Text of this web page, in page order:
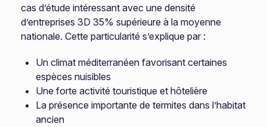
cas d’étude intéressant avec une densité
d’entreprises 3D 35% supérieure à la moyenne
nationale. Cette particularité s’explique par :
Un climat méditerranéen favorisant certaines
espèces nuisibles
Une forte activité touristique et hôtelière
La présence importante de termites dans l’habitat
ancien